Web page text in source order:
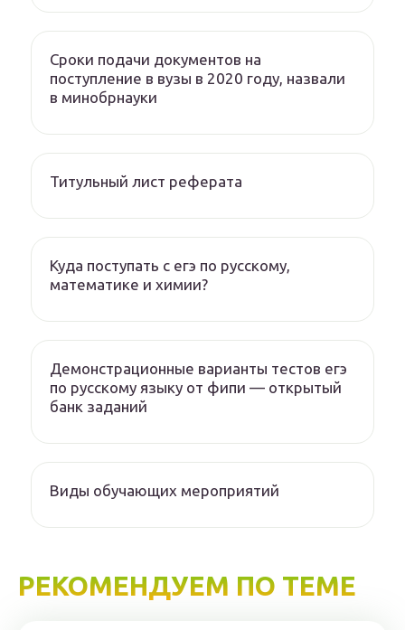
Сроки подачи документов на
поступление в вузы в 2020 году, назвали
в минобрнауки
Титульный лист реферата
Куда поступать с егэ по русскому,
математике и химии?
Демонстрационные варианты тестов егэ
по русскому языку от фипи — открытый
банк заданий
Виды обучающих мероприятий
РЕКОМЕНДУЕМ ПО ТЕМЕ